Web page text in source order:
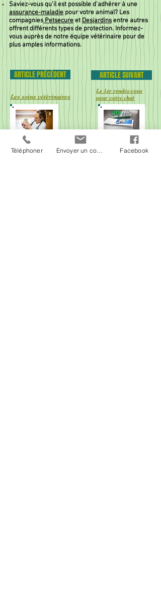
Saviez-vous qu’il est possible d’adhérer à une
assurance-maladie pour votre animal? Les
compagnies Petsecureet Desjardinsentre autres
offrent différents types de protection. Informez-
vous auprès de notre équipe vétérinaire pour de
plus amples informations.
ARTICLE PRÉCÉDENT ARTICLE SUIVANT
Le 1er rendez-vous
pour votre chat
Les soins vétérinaires
Téléphoner Facebook